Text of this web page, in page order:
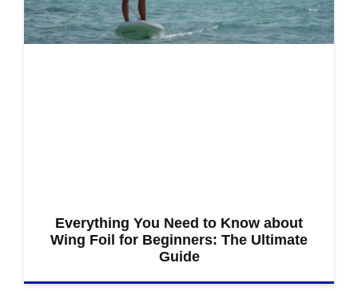
Everything You Need to Know about
Wing Foil for Beginners: The Ultimate
Guide